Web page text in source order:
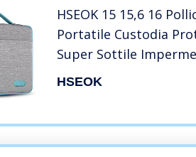
HSEOK 15 15,6 16
Portatile Custodia
Super Sottile
Ventiquattrore per
HSEOK